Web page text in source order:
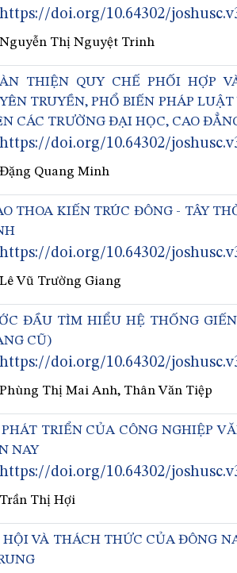
https://doi.org/10.64302/
Nguyễn Thị Nguyệt Trinh
THIỆN QUY CHẾ PHỐI HỢP
TRUYỀN, PHỔ BIẾN PHÁP
CÁC TRƯỜNG ĐẠI HỌC, CAO
https://doi.org/10.64302/
Đặng Quang Minh
THOA KIẾN TRÚC ĐÔNG - TÂY
https://doi.org/10.64302/
Lê Vũ Trường Giang
ĐẦU TÌM HIỂU HỆ THỐNG
CŨ)
https://doi.org/10.64302/
Phùng Thị Mai Anh, Thân Văn Tiệp
PHÁT TRIỂN CỦA CÔNG NGHIỆP
NAY
https://doi.org/10.64302/
Trần Thị Hợi
HỘI VÀ THÁCH THỨC CỦA ĐÔNG